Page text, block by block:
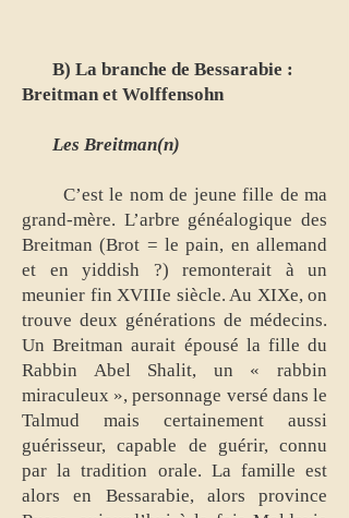
B) La branche de Bessarabie :
Breitman et Wolffensohn
Les Breitman(n)
C’est le nom de jeune fille de ma
grand-mère. L’arbre généalogique des
Breitman (Brot = le pain, en allemand
et en yiddish ?) remonterait à un
meunier fin XVIIIe siècle. Au XIXe, on
trouve deux générations de médecins.
Un Breitman aurait épousé la fille du
Rabbin Abel Shalit, un « rabbin
miraculeux », personnage versé dans le
Talmud mais certainement aussi
guérisseur, capable de guérir, connu
par la tradition orale. La famille est
alors en Bessarabie, alors province